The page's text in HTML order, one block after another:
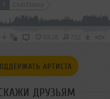
9 Club/Dance
03:26 722 </>
АРТИСТА
ДРУЗЬЯМ